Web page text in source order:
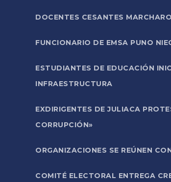
DOCENTES CESANTES
FUNCIONARIO DE EMSA PUNO
ESTUDIANTES DE EDUCACIÓN
INFRAESTRUCTURA
EXDIRIGENTES DE JULIACA
CORRUPCIÓN»
ORGANIZACIONES SE REÚNEN
COMITÉ ELECTORAL ENTREGA